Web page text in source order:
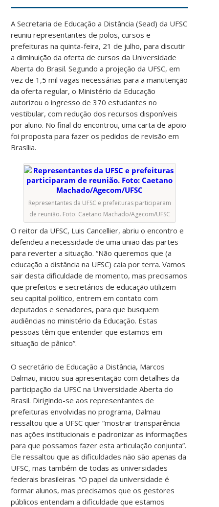
A Secretaria de Educação a Distância (Sead) da UFSC
reuniu representantes de polos, cursos e
prefeituras na quinta-feira, 21 de julho, para discutir
a diminuição da oferta de cursos da Universidade
Aberta do Brasil. Segundo a projeção da UFSC, em
vez de 1,5 mil vagas necessárias para a manutenção
da oferta regular, o Ministério da Educação
autorizou o ingresso de 370 estudantes no
vestibular, com redução dos recursos disponíveis
por aluno. No final do encontrou, uma carta de apoio
foi proposta para fazer os pedidos de revisão em
Brasília.
Representantes da UFSC e prefeituras participaram
de reunião. Foto: Caetano Machado/Agecom/UFSC
O reitor da UFSC, Luis Cancellier, abriu o encontro e
defendeu a necessidade de uma união das partes
para reverter a situação. “Não queremos que (a
educação a distância na UFSC) caia por terra. Vamos
sair desta dificuldade de momento, mas precisamos
que prefeitos e secretários de educação utilizem
seu capital político, entrem em contato com
deputados e senadores, para que busquem
audiências no ministério da Educação. Estas
pessoas têm que entender que estamos em
situação de pânico”.
O secretário de Educação a Distância, Marcos
Dalmau, iniciou sua apresentação com detalhes da
participação da UFSC na Universidade Aberta do
Brasil. Dirigindo-se aos representantes de
prefeituras envolvidas no programa, Dalmau
ressaltou que a UFSC quer “mostrar transparência
nas ações institucionais e padronizar as informações
para que possamos fazer esta articulação conjunta”.
Ele ressaltou que as dificuldades não são apenas da
UFSC, mas também de todas as universidades
federais brasileiras. “O papel da universidade é
formar alunos, mas precisamos que os gestores
públicos entendam a dificuldade que estamos